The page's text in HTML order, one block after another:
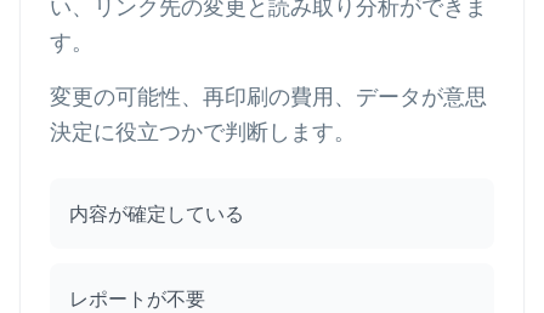
い、リンク先の変更と読み取り分析ができま
す。
変更の可能性、再印刷の費用、データが意思
決定に役立つかで判断します。
内容が確定している
レポートが不要